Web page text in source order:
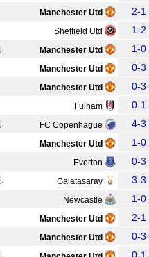
Manchester Utd 2-1
Sheffield Utd 1-2
Manchester Utd 1-0
Manchester Utd 0-3
Manchester Utd 0-3
Fulham 0-1
FC Copenhague 4-3
Manchester Utd 1-0
Everton 0-3
Galatasaray 3-3
Newcastle 1-0
Manchester Utd 2-1
Manchester Utd 0-3